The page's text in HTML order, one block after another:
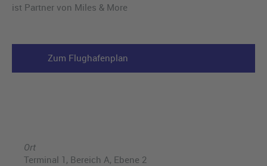
ist Partner von Miles & More
Zum Flughafenplan
Ort
Terminal 1, Bereich A, Ebene 2